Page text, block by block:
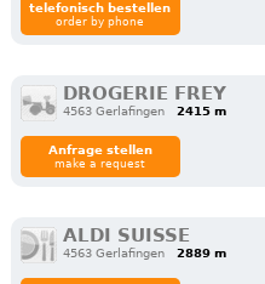
telefonisch bestellen
order by phone
DROGERIE FREY
4563 Gerlafingen 2415 m
Anfrage stellen
make a request
ALDI SUISSE
4563 Gerlafingen 2889 m